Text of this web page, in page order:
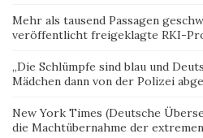
Mehr als tausend Passagen
veröffentlicht freigeklagte RKI-
„Die Schlümpfe sind blau und
Mädchen dann von der Polizei
New York Times (Deutsche
die Machtübernahme der